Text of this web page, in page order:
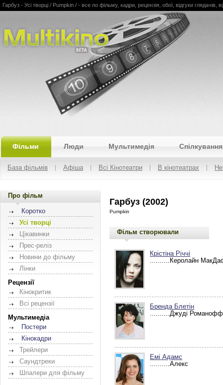
Multikino
Гарбуз - Усі творці / Pumpkin / - все по фільму, кадри, рецензія, обої, відгуки глядачів,
Фільми Люди Мультимедія Спілкування
База фільмів Афіша Всі Кінотеатри В кінотеатрах
Про фільм
Коротко
Усі творці
Цікавинки
Прес-реліз
Новини до фільму
Лінки
Рецензії
Кінокритик
Всі рецензії
Мультимедіа
Постери
Кінокадри
Трейлери
Саундтреки
Шпалери для фільму
Гарбуз (2002)
Pumpkin
Фільм створювали
Крістіна Річчі
..........Керолайн
Бренда Блетін
..........Джуді Романофф
Емі Адамс
..........Алекс